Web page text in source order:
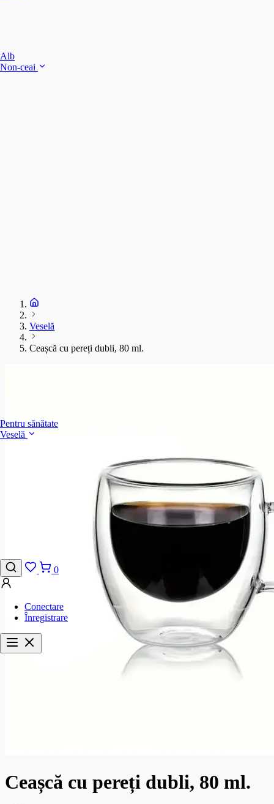
Alb
Non-ceai
Pentru sănătate
Veselă
0
Conectare
Înregistrare
Veselă
Ceașcă cu pereți dubli, 80 ml.
Ceașcă cu pereți dubli, 80 ml.